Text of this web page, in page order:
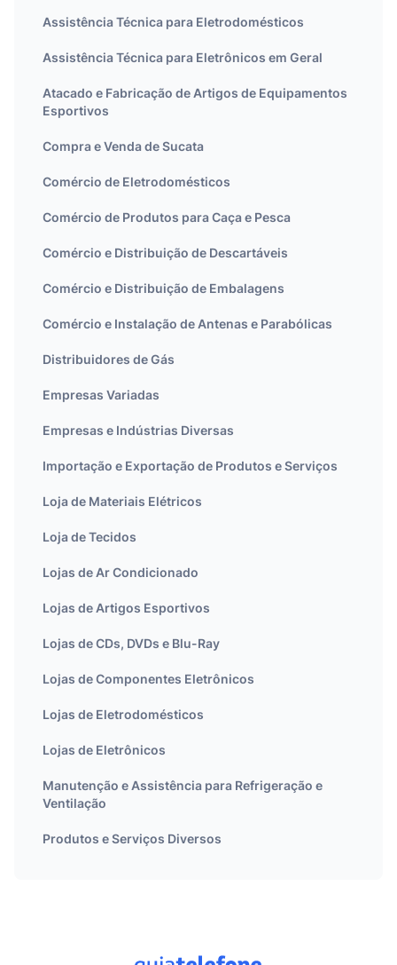
Assistência Técnica para Eletrodomésticos
Assistência Técnica para Eletrônicos em Geral
Atacado e Fabricação de Artigos de Equipamentos
Esportivos
Compra e Venda de Sucata
Comércio de Eletrodomésticos
Comércio de Produtos para Caça e Pesca
Comércio e Distribuição de Descartáveis
Comércio e Distribuição de Embalagens
Comércio e Instalação de Antenas e Parabólicas
Distribuidores de Gás
Empresas Variadas
Empresas e Indústrias Diversas
Importação e Exportação de Produtos e Serviços
Loja de Materiais Elétricos
Loja de Tecidos
Lojas de Ar Condicionado
Lojas de Artigos Esportivos
Lojas de CDs, DVDs e Blu-Ray
Lojas de Componentes Eletrônicos
Lojas de Eletrodomésticos
Lojas de Eletrônicos
Manutenção e Assistência para Refrigeração e
Ventilação
Produtos e Serviços Diversos